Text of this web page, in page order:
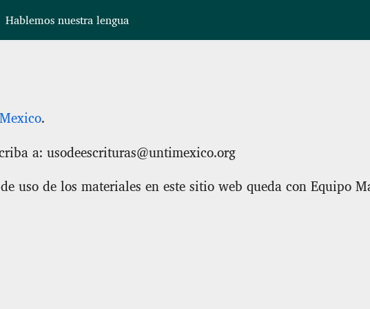
Hablemos nuestra lengua
.
a: usodeescrituras@untimexico.org
uso de los materiales en este sitio web queda con Equipo